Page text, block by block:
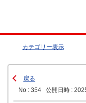
カテゴリー表示
戻る
No : 354
公開日時 :